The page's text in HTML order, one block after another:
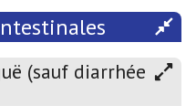
(sauf diarrhée